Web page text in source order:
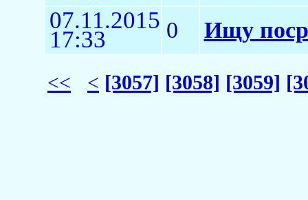
07.11.2015
17:33 0 Ищу
<< < [3057] [3058] [3059]